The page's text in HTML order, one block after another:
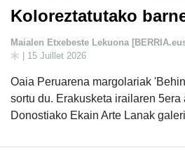
Koloreztatutako
Maialen Etxebeste Lekuona
| 15 Juillet 2026
Oaia Peruarena margolariak
sortu du. Erakusketa irailaren
Donostiako Ekain Arte Lanak